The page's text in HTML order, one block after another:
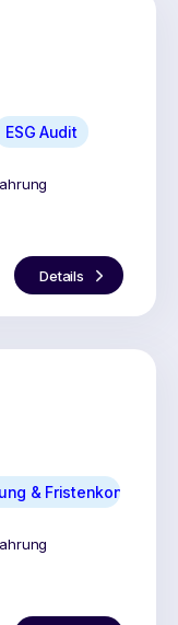
ESG Audit
Details
& Fristenkontrolle